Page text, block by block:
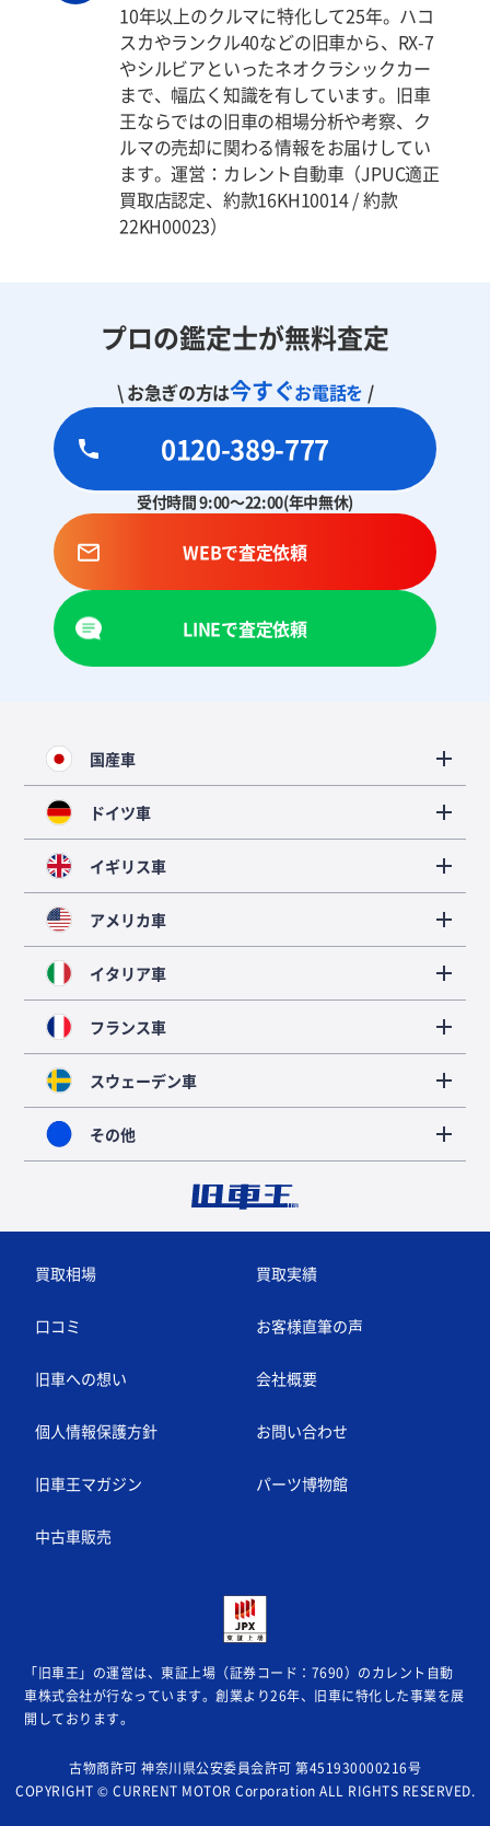
10年以上のクルマに特化して25年。ハコ
スカやランクル40などの旧車から、RX-7
やシルビアといったネオクラシックカー
まで、幅広く知識を有しています。旧車
王ならではの旧車の相場分析や考察、ク
ルマの売却に関わる情報をお届けしてい
ます。運営：カレント自動車（JPUC適正
買取店認定、約款16KH10014 / 約款
22KH00023）
プロの鑑定士が無料査定
\ お急ぎの方は今すぐお電話を /
0120-389-777
受付時間 9:00～22:00(年中無休)
WEBで査定依頼
LINEで査定依頼
国産車
ドイツ車
イギリス車
アメリカ車
イタリア車
フランス車
スウェーデン車
その他
買取相場 買取実績
口コミ お客様直筆の声
旧車への想い 会社概要
個人情報保護方針 お問い合わせ
旧車王マガジン パーツ博物館
中古車販売
「旧車王」の運営は、東証上場（証券コード：7690）のカレント自動
車株式会社が行なっています。創業より26年、旧車に特化した事業を展
開しております。
古物商許可 神奈川県公安委員会許可 第451930000216号
COPYRIGHT © CURRENT MOTOR Corporation ALL RIGHTS RESERVED.